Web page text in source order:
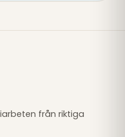
från riktiga